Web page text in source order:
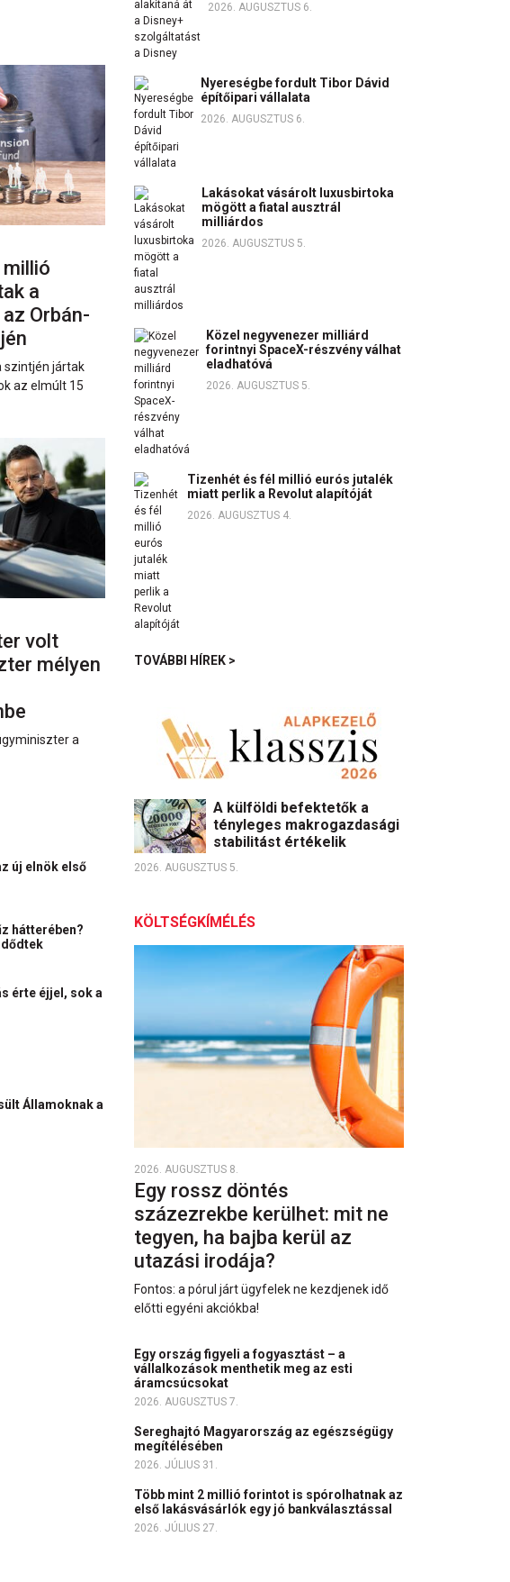
a
Orbán-
szintjén jártak
az elmúlt 15
volt
mélyen
a
új elnök első
hátterében?
érte éjjel, sok a
Államoknak a
2026. AUGUSZTUS 6.
Nyereségbe fordult Tibor Dávid
építőipari vállalata
2026. AUGUSZTUS 6.
Lakásokat vásárolt luxusbirtoka
mögött a fiatal ausztrál
milliárdos
2026. AUGUSZTUS 5.
Közel negyvenezer milliárd
forintnyi SpaceX-részvény válhat
eladhatóvá
2026. AUGUSZTUS 5.
Tizenhét és fél millió eurós jutalék
miatt perlik a Revolut alapítóját
2026. AUGUSZTUS 4.
TOVÁBBI HÍREK >
A külföldi befektetők a
tényleges makrogazdasági
stabilitást értékelik
2026. AUGUSZTUS 5.
KÖLTSÉGKÍMÉLÉS
2026. AUGUSZTUS 8.
Egy rossz döntés
százezrekbe kerülhet: mit ne
tegyen, ha bajba kerül az
utazási irodája?
Fontos: a pórul járt ügyfelek ne kezdjenek idő
előtti egyéni akciókba!
Egy ország figyeli a fogyasztást – a
vállalkozások menthetik meg az esti
áramcsúcsokat
2026. AUGUSZTUS 7.
Sereghajtó Magyarország az egészségügy
megítélésében
2026. JÚLIUS 31.
Több mint 2 millió forintot is spórolhatnak az
első lakásvásárlók egy jó bankválasztással
2026. JÚLIUS 27.